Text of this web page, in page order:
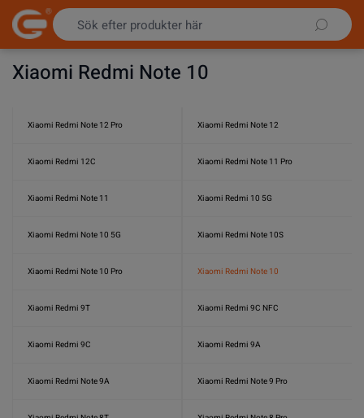
Hoppa till innehållet
Xiaomi Redmi Note 10
Xiaomi Redmi Note 12 Pro Xiaomi Redmi Note 12
Xiaomi Redmi 12C Xiaomi Redmi Note 11 Pro
Xiaomi Redmi Note 11 Xiaomi Redmi 10 5G
Xiaomi Redmi Note 10 5G Xiaomi Redmi Note 10S
Xiaomi Redmi Note 10 Pro Xiaomi Redmi Note 10
Xiaomi Redmi 9T Xiaomi Redmi 9C NFC
Xiaomi Redmi 9C Xiaomi Redmi 9A
Xiaomi Redmi Note 9A Xiaomi Redmi Note 9 Pro